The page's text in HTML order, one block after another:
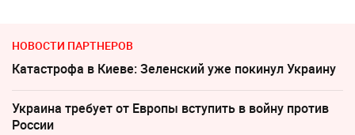
НОВОСТИ ПАРТНЕРОВ
Катастрофа в Киеве: Зеленский уже покинул Украину
Украина требует от Европы вступить в войну против
России